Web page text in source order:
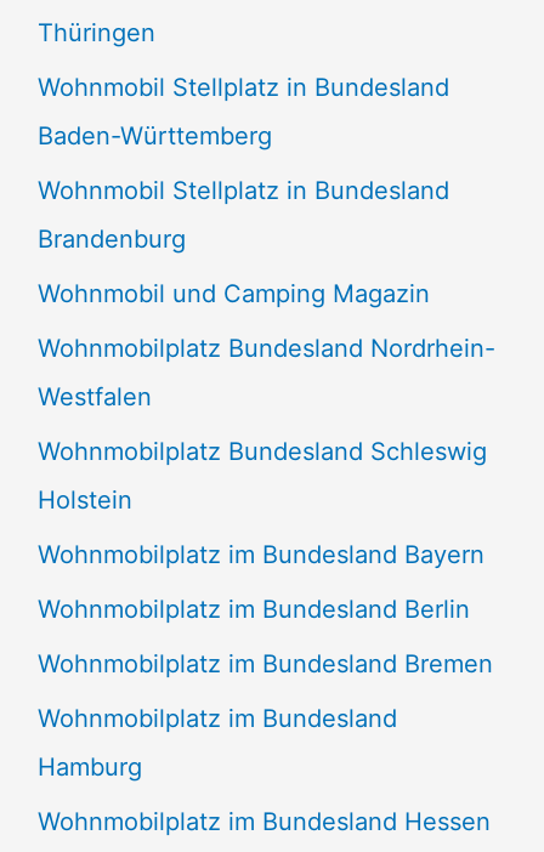
Thüringen
Wohnmobil Stellplatz in Bundesland
Baden-Württemberg
Wohnmobil Stellplatz in Bundesland
Brandenburg
Wohnmobil und Camping Magazin
Wohnmobilplatz Bundesland Nordrhein-
Westfalen
Wohnmobilplatz Bundesland Schleswig
Holstein
Wohnmobilplatz im Bundesland Bayern
Wohnmobilplatz im Bundesland Berlin
Wohnmobilplatz im Bundesland Bremen
Wohnmobilplatz im Bundesland
Hamburg
Wohnmobilplatz im Bundesland Hessen